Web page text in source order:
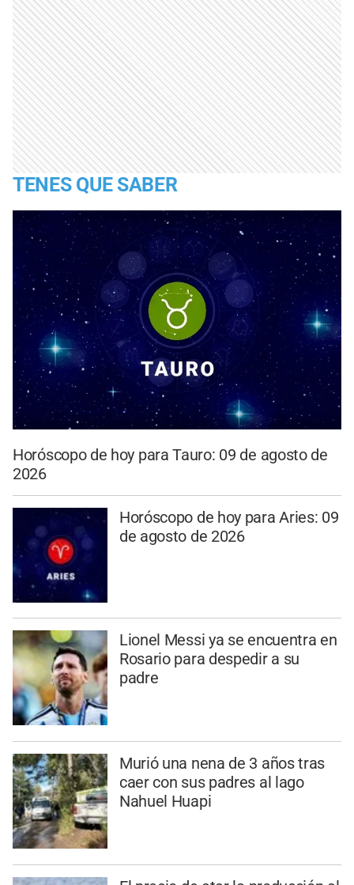
TENES QUE SABER
Horóscopo de hoy para Tauro: 09 de agosto de
2026
Horóscopo de hoy para Aries: 09
de agosto de 2026
Lionel Messi ya se encuentra en
Rosario para despedir a su
padre
Murió una nena de 3 años tras
caer con sus padres al lago
Nahuel Huapi